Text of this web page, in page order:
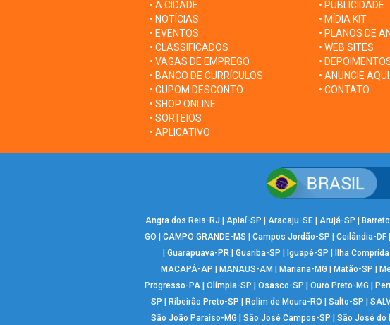
• A CIDADE
• NOTÍCIAS
• EVENTOS
• CLASSIFICADOS
• VAGAS DE EMPREGO
• BANCO DE CURRÍCULOS
• CUPOM DESCONTO
• SHOP ONLINE
• SORTEIOS
• APLICATIVO
• PUBLICIDADE
• MÍDIA KIT
• PLANOS DE
• WEB SITES
•
• ANUNCIE AQUI
• CONTATO
Angra dos Reis-RJ | Apiaí-SP | Aracaju-SE | Arujá-SP |
GO | CAMPO GRANDE-MS | Campos Jordão-SP | Ceilândia-DF |
| Guarapuava-PR | Guariba-SP | Iguapé-SP | Ilha
MACAPÁ-AP | MANAUS-AM | Mariana-MG | Matão-SP |
Progresso-PA| Olímpia-SP | Osasco-SP | Ouro Preto-MG |
SP | Ribeirão Preto-SP | Rolim de Moura-RO | Salto-SP |
São João Paraíso-MG | São José Campos-SP | São José do